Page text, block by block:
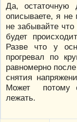
Да,
описываете, я не
не забывайте
будет
Разве что у
прогревал по
равномерно
снятия
Может потому
лежать.